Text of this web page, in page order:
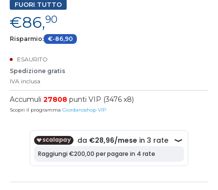
FUORI TUTTO
€86,90
Risparmio: €-86,90
ESAURITO
Spedizione gratis
IVA inclusa
Accumuli 27808 punti VIP (3476 x8)
Scopri il programma Giordanoshop VIP